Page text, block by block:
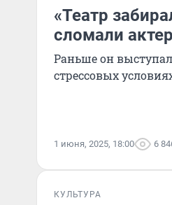
«Театр
сломали
Раньше он
стрессовых
1 июня, 2025, 18:00 6
КУЛЬТУРА